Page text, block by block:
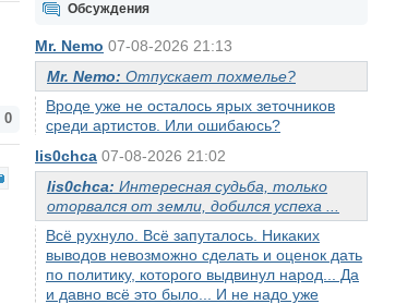
Обсуждения
Mr. Nemo 07-08-2026 21:13
Mr. Nemo: Отпускает похмелье?
Вроде уже не осталось ярых зеточников
среди артистов. Или ошибаюсь?
lis0chca 07-08-2026 21:02
lis0chca: Интересная судьба, только
оторвался от земли, добился успеха ...
Всё рухнуло. Всё запуталось. Никаких
выводов невозможно сделать и оценок дать
по политику, которого выдвинул народ... Да
и давно всё это было... И не надо уже
0